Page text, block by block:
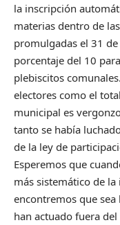
la inscripción
materias dentro de
promulgadas el 31
porcentaje del 10
plebiscitos
electores como el
municipal es
tanto se había
de la ley de
Esperemos que
más sistemático de
encontremos que
han actuado fuera